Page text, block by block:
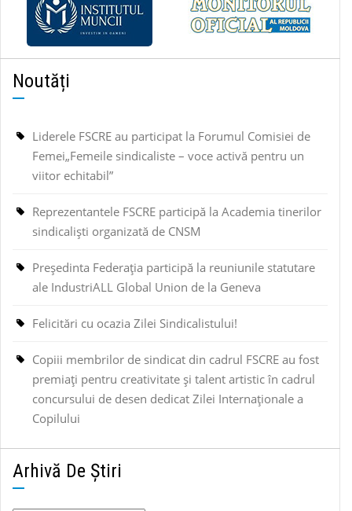
Noutăți
Liderele FSCRE au participat la Forumul Comisiei de
Femei„Femeile sindicaliste – voce activă pentru un
viitor echitabil”
Reprezentantele FSCRE participă la Academia tinerilor
sindicaliști organizată de CNSM
Președinta Federația participă la reuniunile statutare
ale IndustriALL Global Union de la Geneva
Felicitări cu ocazia Zilei Sindicalistului!
Copiii membrilor de sindicat din cadrul FSCRE au fost
premiați pentru creativitate și talent artistic în cadrul
concursului de desen dedicat Zilei Internaționale a
Copilului
Arhivă De Știri